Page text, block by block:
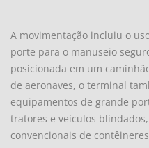
A movimentação incluiu o
porte para o manuseio
posicionada em um
de aeronaves, o terminal
equipamentos de grande
tratores e veículos
convencionais de